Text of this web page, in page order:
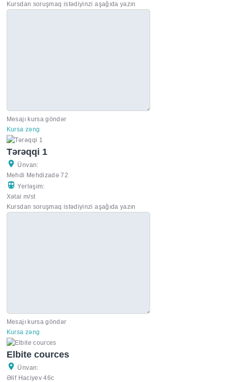
Kursdan soruşmaq istədiyinzi aşağıda yazın
Mesajı kursa göndər
Kursa zəng
Tərəqqi 1
Ünvan:
Mehdi Mehdizadə 72
Yerləşim:
Xətai m/st
Kursdan soruşmaq istədiyinzi aşağıda yazın
Mesajı kursa göndər
Kursa zəng
Elbite cources
Ünvan:
Əlif Haciyev 46c